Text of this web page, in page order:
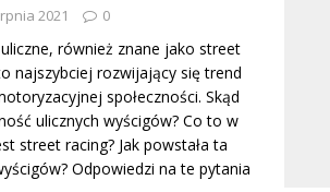
2021 0
również znane jako street
najszybciej rozwijający się trend
społeczności. Skąd
ulicznych wyścigów? Co to w
street racing? Jak powstała ta
Odpowiedzi na te pytania